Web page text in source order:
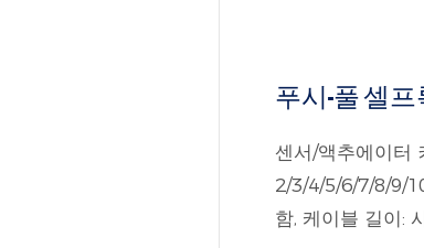
푸시-풀 셀프
센서/액추에이터
2/3/4/5/6/7/8/9/
함, 케이블 길이: